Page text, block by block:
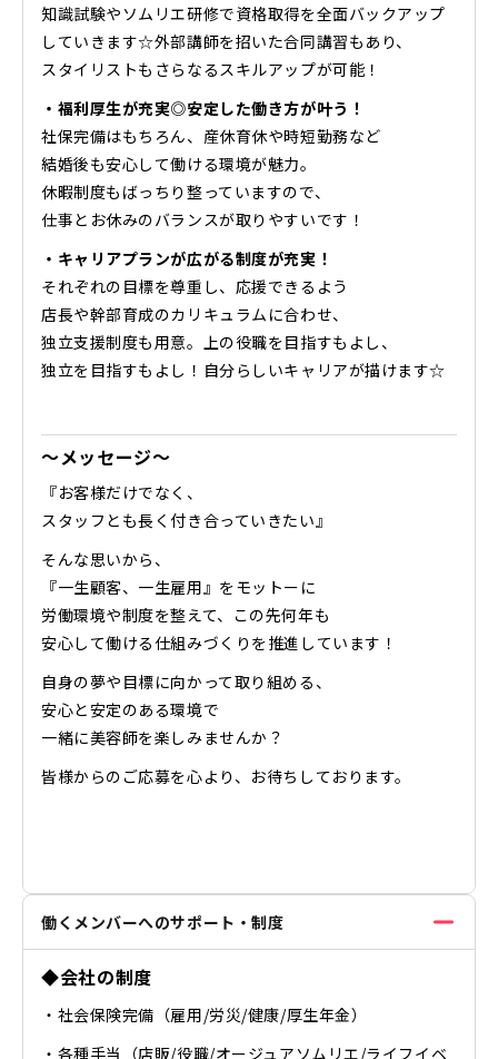
知識試験やソムリエ研修で資格取得を全面バックアップ
していきます☆外部講師を招いた合同講習もあり、
スタイリストもさらなるスキルアップが可能！
・福利厚生が充実◎安定した働き方が叶う！
社保完備はもちろん、産休育休や時短勤務など
結婚後も安心して働ける環境が魅力。
休暇制度もばっちり整っていますので、
仕事とお休みのバランスが取りやすいです！
・キャリアプランが広がる制度が充実！
それぞれの目標を尊重し、応援できるよう
店長や幹部育成のカリキュラムに合わせ、
独立支援制度も用意。上の役職を目指すもよし、
独立を目指すもよし！自分らしいキャリアが描けます☆
～メッセージ～
『お客様だけでなく、
スタッフとも長く付き合っていきたい』
そんな思いから、
『一生顧客、一生雇用』をモットーに
労働環境や制度を整えて、この先何年も
安心して働ける仕組みづくりを推進しています！
自身の夢や目標に向かって取り組める、
安心と安定のある環境で
一緒に美容師を楽しみませんか？
皆様からのご応募を心より、お待ちしております。
働くメンバーへのサポート・制度
◆会社の制度
・社会保険完備（雇用/労災/健康/厚生年金）
・各種手当（店販/役職/オージュアソムリエ/ライフイベ